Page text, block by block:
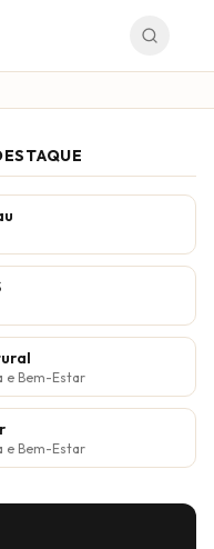
e Bem-Estar
e Bem-Estar